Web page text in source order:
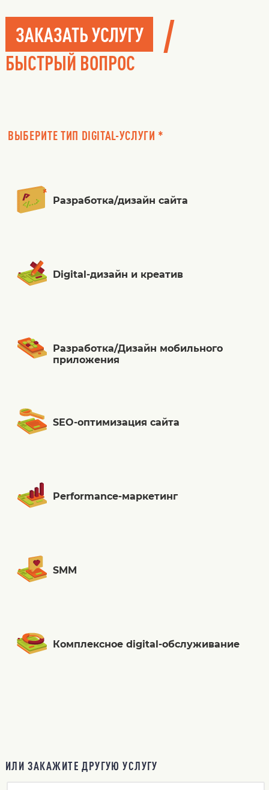
ЗАКАЗАТЬ УСЛУГУ /
БЫСТРЫЙ ВОПРОС
ВЫБЕРИТЕ ТИП DIGITAL-УСЛУГИ *
Разработка/дизайн сайта
Digital-дизайн и креатив
Разработка/Дизайн мобильного
приложения
SEO-оптимизация сайта
Performance-маркетинг
SMM
Комплексное digital-обслуживание
ИЛИ ЗАКАЖИТЕ ДРУГУЮ УСЛУГУ